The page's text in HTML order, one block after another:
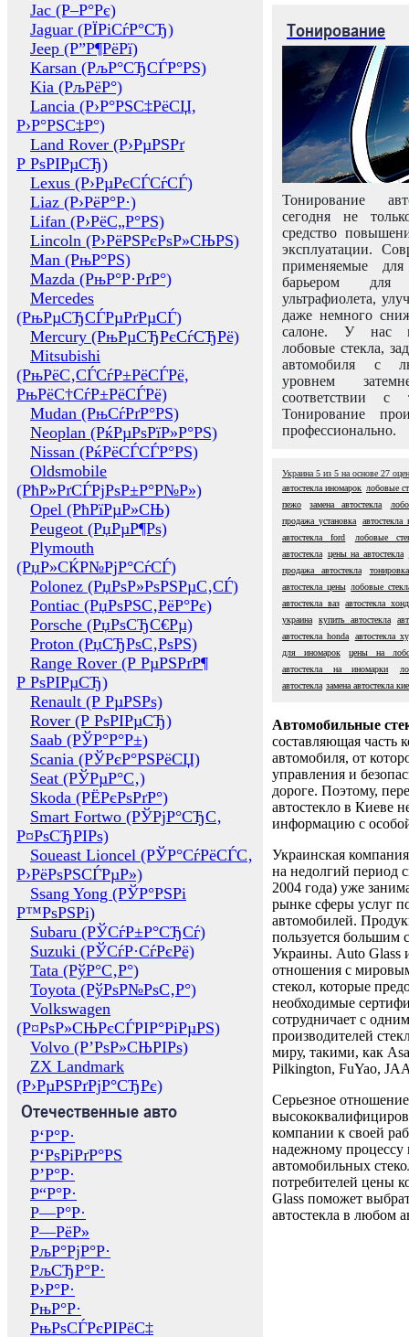
Jac (Р–Р°Рє)
Jaguar (РЇРіСѓР°СЂ)
Jeep (Р”Р¶РёРї)
Karsan (РљР°СЂСЃР°РЅ)
Kia (РљРёР°)
Lancia (Р›Р°РЅС‡РёСЏ,
Р›Р°РЅС‡Р°)
Land Rover (Р›РµРЅРґ
Р РѕРІРµСЂ)
Lexus (Р›РµРєСЃСѓСЃ)
Liaz (Р›РёР°Р·)
Lifan (Р›РёС„Р°РЅ)
Lincoln (Р›РёРЅРєРѕР»СЊРЅ)
Man (РњР°РЅ)
Mazda (РњР°Р·РґР°)
Mercedes
(РњРµСЂСЃРµРґРµСЃ)
Mercury (РњРµСЂРєСѓСЂРё)
Mitsubishi
(РњРёС‚СЃСѓР±РёСЃРё,
РњРёС†СѓР±РёСЃРё)
Mudan (РњСѓРґР°РЅ)
Neoplan (РќРµРѕРїР»Р°РЅ)
Nissan (РќРёСЃСЃР°РЅ)
Oldsmobile
(РћР»РґСЃРјРѕР±Р°Р№Р»)
Opel (РћРїРµР»СЊ)
Peugeot (РџРµР¶Рѕ)
Plymouth
(РџР»СЌР№РјР°СѓСЃ)
Polonez (РџРѕР»РѕРЅРµС‚СЃ)
Pontiac (РџРѕРЅС‚РёР°Рє)
Porsche (РџРѕСЂС€Рµ)
Proton (РџСЂРѕС‚РѕРЅ)
Range Rover (Р РµРЅРґР¶
Р РѕРІРµСЂ)
Renault (Р РµРЅРѕ)
Rover (Р РѕРІРµСЂ)
Saab (РЎР°Р°Р±)
Scania (РЎРєР°РЅРёСЏ)
Seat (РЎРµР°С‚)
Skoda (РЁРєРѕРґР°)
Smart Fortwo (РЎРјР°СЂС‚
Р¤РѕСЂРІРѕ)
Soueast Lioncel (РЎР°СѓРёСЃС‚
Р›РёРѕРЅСЃРµР»)
Ssang Yong (РЎР°РЅРі
Р™РѕРЅРі)
Subaru (РЎСѓР±Р°СЂСѓ)
Suzuki (РЎСѓР·СѓРєРё)
Tata (РўР°С‚Р°)
Toyota (РўРѕР№РѕС‚Р°)
Volkswagen
(Р¤РѕР»СЊРєСЃРІР°РіРµРЅ)
Volvo (Р’РѕР»СЊРІРѕ)
ZX Landmark
(Р›РµРЅРґРјР°СЂРє)
Отечественные авто
Р‘Р°Р·
Р‘РѕРіРґР°РЅ
Р’Р°Р·
Р“Р°Р·
Р—Р°Р·
Р—РёР»
РљР°РјР°Р·
РљСЂР°Р·
Р›Р°Р·
РњР°Р·
РњРѕСЃРєРІРёС‡
Тонирование
Тонирование
сегодня не
средство
эксплуатации.
применяемые
барьером для
ультрафиолета,
даже немного
салоне. У нас
лобовые стекла,
автомобиля с
уровнем
соответствии с
Тонирование
профессионально.
Украина 5 из 5 на основе 27
автостекла иномарок лобовые
пежо
замена автостекла
продажа установка
автостекла
автостекла ford
лобовые
автостекла цены на автостекла
продажа автостекла
автостекла цены лобовые
автостекла ваз
автостекла
украина
купить автостекла
автостекла honda
автостекла
для иномарок
цены на
автостекла на иномарки
автостекла замена автостекла
Автомобильные
составляющая часть
автомобиля, от
управления и
дороге. Поэтому,
автостекло в Киеве
информацию с
Украинская
на недолгий период
2004 года) уже
рынке сферы услуг
автомобилей.
пользуется большим
Украины. Auto Glass
отношения с
стекол, которые
необходимые
сотрудничает с
производителей
миру, такими, как
Pilkington, FuYao,
Серьезное отношение
компании к своей
надежному процессу
автомобильных
потребителей цены
Glass поможет
автостекла в любом